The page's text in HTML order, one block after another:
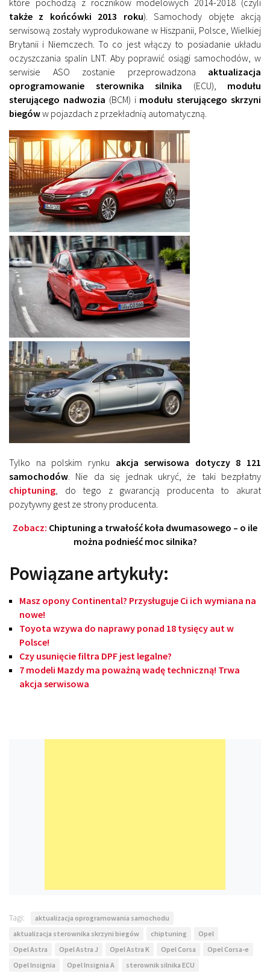
także z końcówki 2013 roku). Samochody objęte akcją
serwisową zostały wyprodukowane w Hiszpanii, Polsce, Wielkiej
Brytanii i Niemczech. To co jest włączy to posiadanie układu
oczyszczania spalin LNT. Aby poprawić osiągi samochodów, w
serwisie ASO zostanie przeprowadzona aktualizacja
oprogramowanie sterownika silnika (ECU), modułu
sterującego nadwozia (BCM) i modułu sterującego skrzyni
biegóww pojazdach z przekładnią automatyczną.
Tylko na polskim rynku akcja serwisowa dotyczy 8 121
samochodów . Nie da się jednak ukryć, że taki bezpłatny
chiptuning , do tego z gwarancją producenta to akurat
pozytywny gest ze strony producenta.
Zobacz: Chiptuning a trwałość koła dwumasowego – o ile
można podnieść moc silnika?
Powiązane artykuły:
Masz opony Continental? Przysługuje Ci ich wymiana na
nowe!
Toyota wzywa do naprawy ponad 18 tysięcy aut w
Polsce!
Czy usunięcie filtra DPF jest legalne?
7 modeli Mazdy ma poważną wadę techniczną! Trwa
akcja serwisowa
Tagi:
aktualizacja oprogramowania samochodu
aktualizacja sterownika skrzyni biegów
chiptuning
Opel
Opel Astra
Opel Astra J Opel Astra K Opel Corsa
Opel Corsa-e
Opel Insignia
Opel Insignia A sterownik silnika ECU